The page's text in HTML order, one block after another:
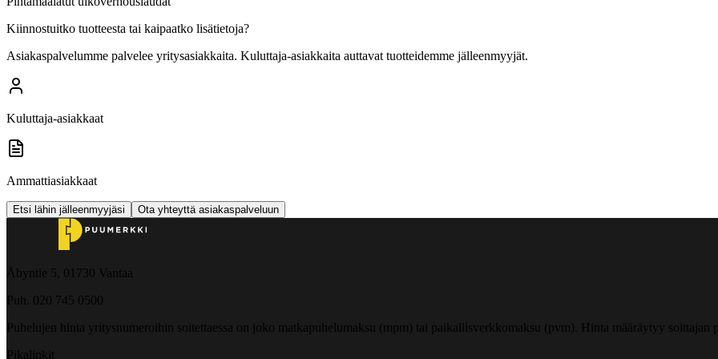
Kiinnostuitko tuotteesta tai kaipaatko lisätietoja?
Asiakaspalvelumme palvelee yritysasiakkaita. Kuluttaja-asiakkaita auttavat tuotteidemme jälleenmyyjät.
Kuluttaja-asiakkaat
Ammattiasiakkaat
Etsi lähin jälleenmyyjäsi Ota yhteyttä asiakaspalveluun
Åbyntie 5, 01730 Vantaa
Puh. 020 745 0500
Puhelujen hinta yritysnumeroihin soitettaessa on joko matkapuhelumaksu (mpm) tai paikallisverkkomaksu (pvm). Hinta määräytyy soittajan
Pikalinkit